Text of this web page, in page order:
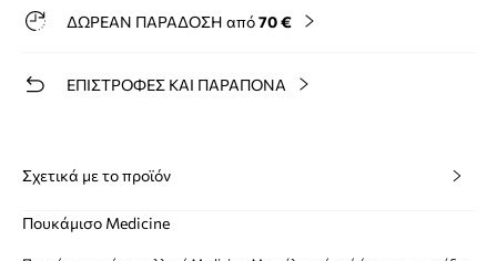
ΔΩΡΕΑΝ ΠΑΡΑΔΟΣΗ από70 €
ΕΠΙΣΤΡΟΦΕΣ ΚΑΙ ΠΑΡΑΠΟΝΑ
Σχετικά με το προϊόν
Πουκάμισο Medicine